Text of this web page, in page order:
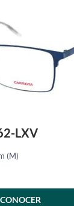
LXV
(M)
CONOCER